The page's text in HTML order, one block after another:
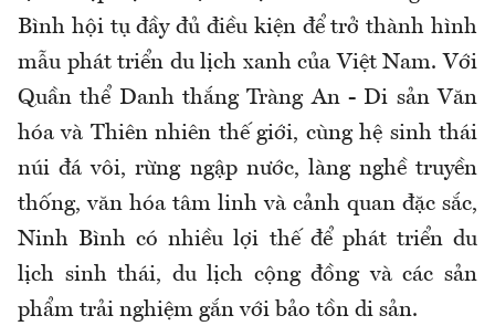
Bình hội tụ đầy đủ điều kiện để trở thành hình
mẫu phát triển du lịch xanh của Việt Nam. Với
Quần thể Danh thắng Tràng An - Di sản Văn
hóa và Thiên nhiên thế giới, cùng hệ sinh thái
núi đá vôi, rừng ngập nước, làng nghề truyền
thống, văn hóa tâm linh và cảnh quan đặc sắc,
Ninh Bình có nhiều lợi thế để phát triển du
lịch sinh thái, du lịch cộng đồng và các sản
phẩm trải nghiệm gắn với bảo tồn di sản.